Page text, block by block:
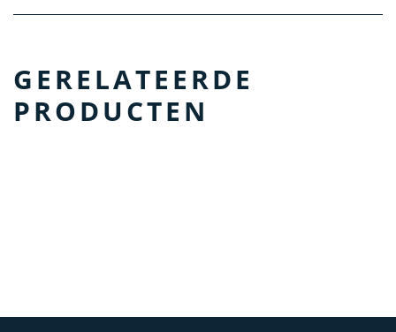
GERELATEERDE
PRODUCTEN